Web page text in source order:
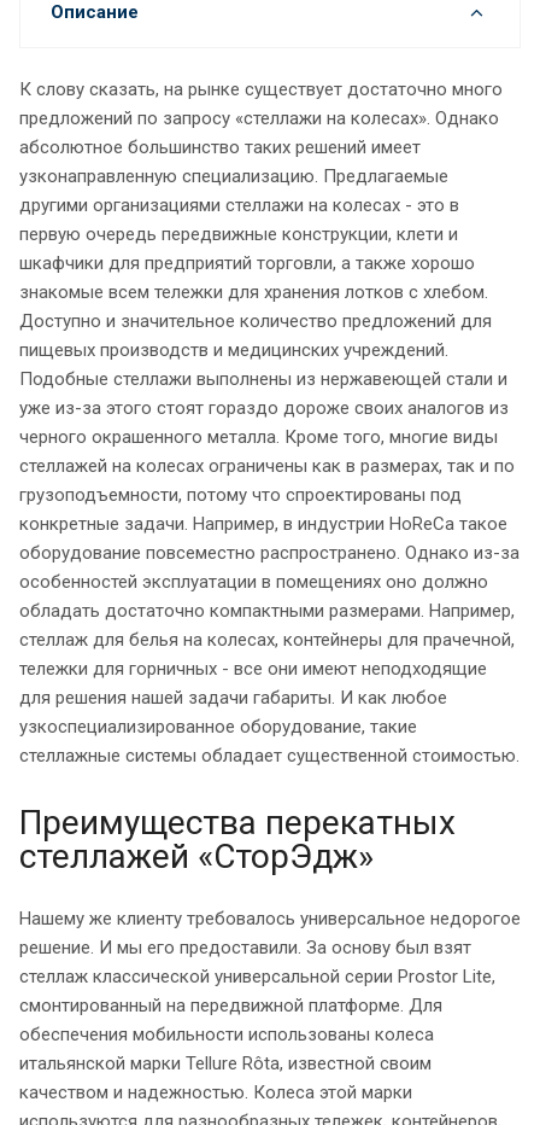
Описание
К слову сказать, на рынке существует достаточно много
предложений по запросу «стеллажи на колесах». Однако
абсолютное большинство таких решений имеет
узконаправленную специализацию. Предлагаемые
другими организациями стеллажи на колесах - это в
первую очередь передвижные конструкции, клети и
шкафчики для предприятий торговли, а также хорошо
знакомые всем тележки для хранения лотков с хлебом.
Доступно и значительное количество предложений для
пищевых производств и медицинских учреждений.
Подобные стеллажи выполнены из нержавеющей стали и
уже из-за этого стоят гораздо дороже своих аналогов из
черного окрашенного металла. Кроме того, многие виды
стеллажей на колесах ограничены как в размерах, так и по
грузоподъемности, потому что спроектированы под
конкретные задачи. Например, в индустрии HoReCa такое
оборудование повсеместно распространено. Однако из-за
особенностей эксплуатации в помещениях оно должно
обладать достаточно компактными размерами. Например,
стеллаж для белья на колесах, контейнеры для прачечной,
тележки для горничных - все они имеют неподходящие
для решения нашей задачи габариты. И как любое
узкоспециализированное оборудование, такие
стеллажные системы обладает существенной стоимостью.
Преимущества перекатных
стеллажей «СторЭдж»
Нашему же клиенту требовалось универсальное недорогое
решение. И мы его предоставили. За основу был взят
стеллаж классической универсальной серии Prostor Lite,
смонтированный на передвижной платформе. Для
обеспечения мобильности использованы колеса
итальянской марки Tellure Rôta, известной своим
качеством и надежностью. Колеса этой марки